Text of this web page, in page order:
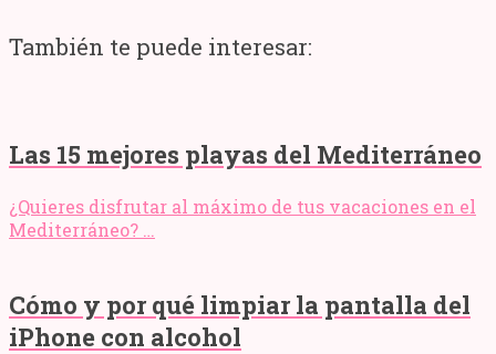
También te puede interesar:
Las 15 mejores playas del Mediterráneo
¿Quieres disfrutar al máximo de tus vacaciones en el
Mediterráneo? …
Cómo y por qué limpiar la pantalla del
iPhone con alcohol